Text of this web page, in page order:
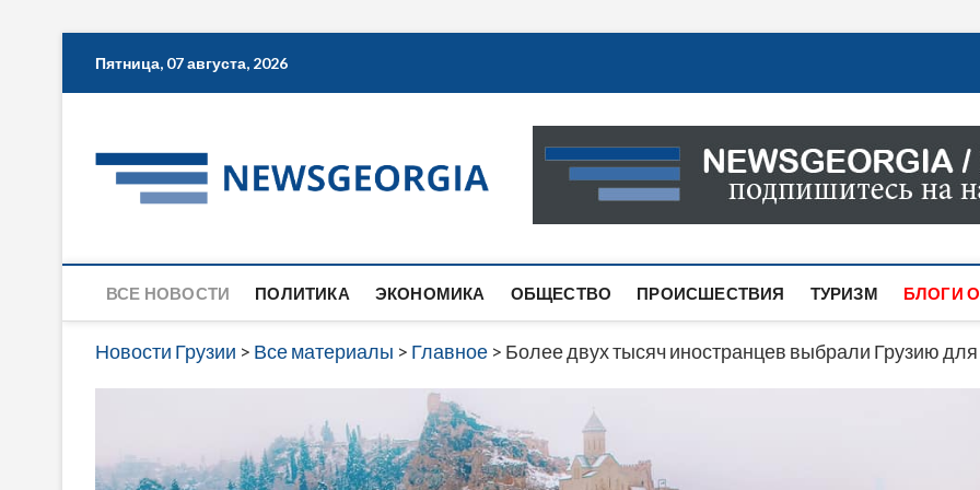
Пятница, 07 августа, 2026
Новости Грузии
САМАЯ АКТУАЛЬНАЯ ИНФОРМАЦИЯ О СОБЫТИЯХ
САЙТЕ ВЫ НАЙДЕТЕ НОВОСТИ ПОЛИТИКИ,
ВСЕ НОВОСТИ ПОЛИТИКА ЭКОНОМИКА ОБЩЕСТВО ПРОИСШЕСТВИЯ ТУРИЗМ БЛОГИ
Новости Грузии > Все материалы > Главное > Более двух тысяч иностранцев выбрали Грузию